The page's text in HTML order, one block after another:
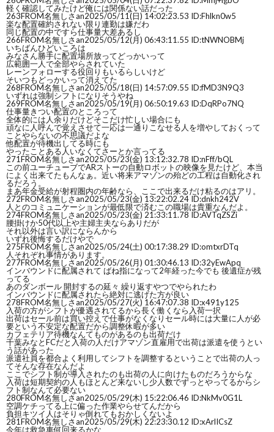
軽く確認してみたけど俺には関係ない話だった
263FROM名無しさan2025/05/11(日) 14:02:23.53 ID:Fhlkn0w5
楽な配置確約されない限り連勤は嫌だわ
同じ配置の中ですら仕事量大差あるし
266FROM名無しさan2025/05/12(月) 06:43:11.55 ID:tNWNOBMj
いちばんひどいころは
みなさん勝手に配置場所放ってどっかいって
広範囲一人で全部やらされていた
レーンフォローする役回りもいるらしいけど
そいつもどっかいって消えてた
268FROM名無しさan2025/05/18(日) 14:57:09.55 ID:fMD3N9Q3
いずれは強制シフトになりそうやね
269FROM名無しさan2025/05/19(月) 06:50:19.63 ID:DqRPo7NQ
仕事量きつい配置のところって
全体的には人余りだけどそこだけ忙しい場合にも
頑なに人呼んで覚えさせて一応は一通りこなせる人を増やしておくって
ことやらないの不思議だよな
他配置が待機出してる時にも
やったことある人いなくてさーとか言ってる
271FROM名無しさan2025/05/23(金) 13:12:32.78 ID:nFff/bQL
この前ユーチューブでARストーの自動ロボットの映像を見たけど、本当
によく出来てたもんなぁ。近い将来アマゾンの殆どの工程は自動化され
るだろう。
まあ年金受給が射程圏内の年齢なら、ここで出来るだけ粘るのはアリ。
272FROM名無しさan2025/05/23(金) 13:22:02.24 ID:dnkh242V
人とのコミュニケーションが最低限で済むこの職場は貴重なんだよ。
274FROM名無しさan2025/05/23(金) 21:33:11.78 ID:AVTqZSZi
腰掛けか50代以上や主婦主夫ならありだが
それ以外は言い訳にならんから
いずれ後悔するだけやで
275FROM名無しさan2025/05/24(土) 00:17:38.29 ID:omtxrDTq
人それぞれ事情があります。
277FROM名無しさan2025/05/26(月) 01:30:46.13 ID:32yEwApq
インバウンドに配属されて ばね指になって2年経った今でも 後遺症が残
ってる
あのダンボール 開封するの延々 繰り返すやつでやられたわ
インバウンドに配属されたら絶対に逃げた方が良い
278FROM名無しさan2025/05/27(火) 16:47:07.38 ID:x491y125
入荷の方がシフトが優遇されてるから長く働くなら入荷一択
出荷はセール前は買い控えで仕事がなくなりセール時には大量に人が必
要という不安定な配置だから調整休暇が多い
カフェテリア待機なんてものがあるのも出荷だけ
千葉みなとFCだと入荷の人だけアマゾン直雇用で出荷は派遣を使うとい
う話があった
派遣社員を都合よく利用してシフトを調整するということで出荷の人っ
てそんな存在なんだよ
ここでシフト制が導入されたのも出荷の人に向けたものだろうからな
入荷は短期契約の人もほとんど来ないし少人数でずっとやってるからシ
フト制なんて必要ない
280FROM名無しさan2025/05/29(木) 15:22:06.46 ID:NkMv0G1L
空調ケチってる上に偏った作業やらせてんだから
負担キツイ人はそりゃ倒れてもおかしくないよ
281FROM名無しさan2025/05/29(木) 22:23:30.12 ID:xArlICsZ
今年は救急車何回来るかな